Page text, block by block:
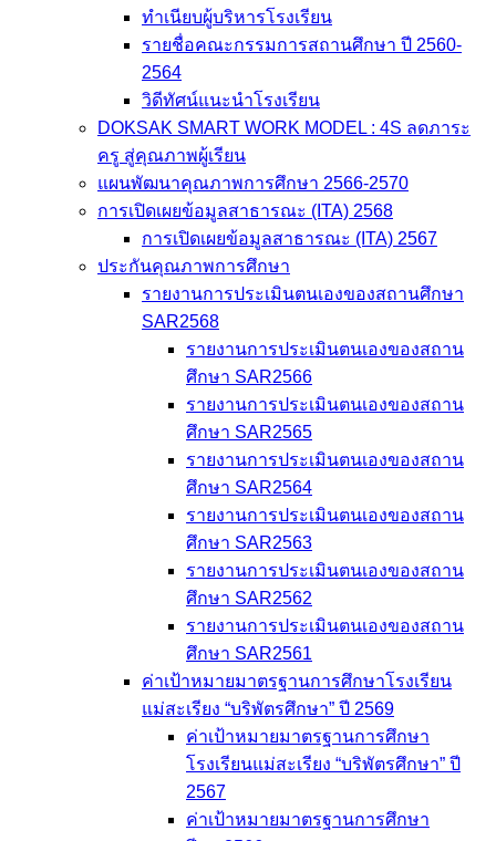
ทำเนียบผู้บริหารโรงเรียน
รายชื่อคณะกรรมการสถานศึกษา ปี 2560-
2564
วิดีทัศน์แนะนำโรงเรียน
DOKSAK SMART WORK MODEL : 4S ลดภาระ
ครู สู่คุณภาพผู้เรียน
แผนพัฒนาคุณภาพการศึกษา 2566-2570
การเปิดเผยข้อมูลสาธารณะ (ITA) 2568
การเปิดเผยข้อมูลสาธารณะ (ITA) 2567
ประกันคุณภาพการศึกษา
รายงานการประเมินตนเองของสถานศึกษา
SAR2568
รายงานการประเมินตนเองของสถาน
ศึกษา SAR2566
รายงานการประเมินตนเองของสถาน
ศึกษา SAR2565
รายงานการประเมินตนเองของสถาน
ศึกษา SAR2564
รายงานการประเมินตนเองของสถาน
ศึกษา SAR2563
รายงานการประเมินตนเองของสถาน
ศึกษา SAR2562
รายงานการประเมินตนเองของสถาน
ศึกษา SAR2561
ค่าเป้าหมายมาตรฐานการศึกษาโรงเรียน
แม่สะเรียง “บริพัตรศึกษา” ปี 2569
ค่าเป้าหมายมาตรฐานการศึกษา
โรงเรียนแม่สะเรียง “บริพัตรศึกษา” ปี
2567
ค่าเป้าหมายมาตรฐานการศึกษา